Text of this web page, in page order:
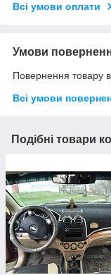
Всі умови оплати
Умови
Повернення товару
Всі умови
Подібні товари